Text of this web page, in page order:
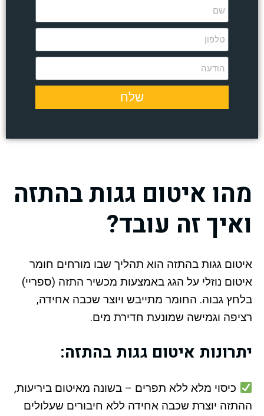
שלח
מהו איטום גגות בהתזה
ואיך זה עובד?
איטום גגות בהתזה הוא תהליך שבו מורחים חומר
איטום נוזלי על הגג באמצעות מכשיר התזה (ספריי)
בלחץ גבוה. החומר מתייבש ויוצר שכבה אחידה,
רציפה וגמישה שמונעת חדירת מים.
יתרונות איטום גגות בהתזה:
כיסוי מלא ללא תפרים – בשונה מאיטום ביריעות,
ההתזה יוצרת שכבה אחידה ללא חיבורים שעלולים